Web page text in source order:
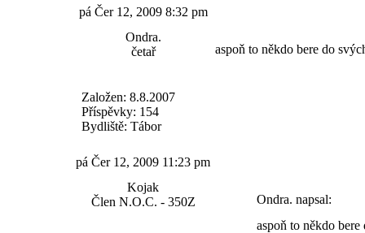
pá Čer 12, 2009 8:32 pm
Ondra.
četař
Založen: 8.8.2007
Příspěvky: 154
Bydliště: Tábor
aspoň to někdo bere do
pá Čer 12, 2009 11:23 pm
Kojak
Člen N.O.C. - 350Z
Ondra. napsal:
aspoň to někdo